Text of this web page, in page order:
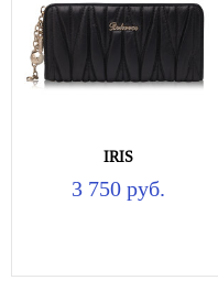
IRIS
3 750 руб.